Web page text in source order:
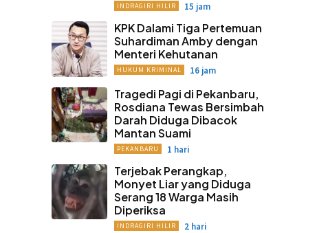
INDRAGIRI HILIR 15 jam
KPK Dalami Tiga Pertemuan
Suhardiman Amby dengan
Menteri Kehutanan
HUKUM KRIMINAL 16 jam
Tragedi Pagi di Pekanbaru,
Rosdiana Tewas Bersimbah
Darah Diduga Dibacok
Mantan Suami
PEKANBARU 1 hari
Terjebak Perangkap,
Monyet Liar yang Diduga
Serang 18 Warga Masih
Diperiksa
INDRAGIRI HILIR 2 hari